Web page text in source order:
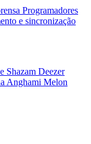
Programadores
e sincronização
Shazam Deezer
Anghami Melon